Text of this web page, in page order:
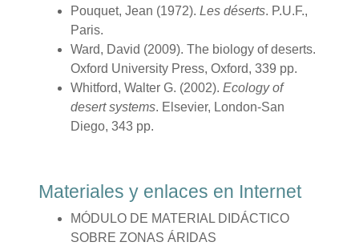
Pouquet, Jean (1972). Les déserts. P.U.F.,
Paris.
Ward, David (2009). The biology of deserts.
Oxford University Press, Oxford, 339 pp.
Whitford, Walter G. (2002). Ecology of
desert systems. Elsevier, London-San
Diego, 343 pp.
Materiales y enlaces en Internet
MÓDULO DE MATERIAL DIDÁCTICO
SOBRE ZONAS ÁRIDAS